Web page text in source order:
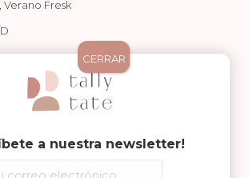
Verano Fresk
en
on
WhatsApp
on
Pinterest
a nuestra newsletter!
CERRAR